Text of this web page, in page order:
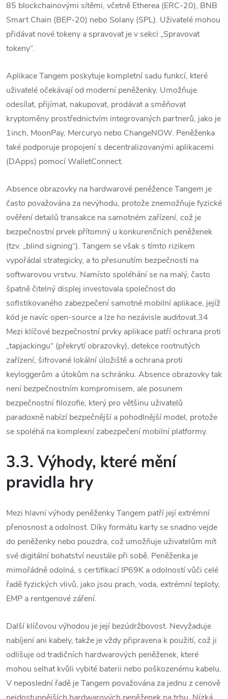
85 blockchainovými sítěmi, včetně Etherea (ERC-20), BNB
Smart Chain (BEP-20) nebo Solany (SPL). Uživatelé mohou
přidávat nové tokeny a spravovat je v sekci „Spravovat
tokeny“.
Aplikace Tangem poskytuje kompletní sadu funkcí, které
uživatelé očekávají od moderní peněženky. Umožňuje
odesílat, přijímat, nakupovat, prodávat a směňovat
kryptoměny prostřednictvím integrovaných partnerů, jako je
1inch, MoonPay, Mercuryo nebo ChangeNOW. Peněženka
také podporuje propojení s decentralizovanými aplikacemi
(DApps) pomocí WalletConnect.
Absence obrazovky na hardwarové peněžence Tangem je
často považována za nevýhodu, protože znemožňuje fyzické
ověření detailů transakce na samotném zařízení, což je
bezpečnostní prvek přítomný u konkurenčních peněženek
(tzv. „blind signing“). Tangem se však s tímto rizikem
vypořádal strategicky, a to přesunutím bezpečnosti na
softwarovou vrstvu. Namísto spoléhání se na malý, často
špatně čitelný displej investovala společnost do
sofistikovaného zabezpečení samotné mobilní aplikace, jejíž
kód je navíc open-source a lze ho nezávisle auditovat.34
Mezi klíčové bezpečnostní prvky aplikace patří ochrana proti
„tapjackingu“ (překrytí obrazovky), detekce rootnutých
zařízení, šifrované lokální úložiště a ochrana proti
keyloggerům a útokům na schránku. Absence obrazovky tak
není bezpečnostním kompromisem, ale posunem
bezpečnostní filozofie, který pro většinu uživatelů
paradoxně nabízí bezpečnější a pohodlnější model, protože
se spoléhá na komplexní zabezpečení mobilní platformy.
3.3. Výhody, které mění
pravidla hry
Mezi hlavní výhody peněženky Tangem patří její extrémní
přenosnost a odolnost. Díky formátu karty se snadno vejde
do peněženky nebo pouzdra, což umožňuje uživatelům mít
své digitální bohatství neustále při sobě. Peněženka je
mimořádně odolná, s certifikací IP69K a odolností vůči celé
řadě fyzických vlivů, jako jsou prach, voda, extrémní teploty,
EMP a rentgenové záření.
Další klíčovou výhodou je její bezúdržbovost. Nevyžaduje
nabíjení ani kabely, takže je vždy připravena k použití, což ji
odlišuje od tradičních hardwarových peněženek, které
mohou selhat kvůli vybité baterii nebo poškozenému kabelu.
V neposlední řadě je Tangem považována za jednu z cenově